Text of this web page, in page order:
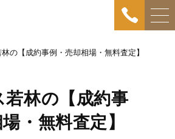
の【成約事例・売却相場・無料査定】
若林の【成約事
・無料査定】